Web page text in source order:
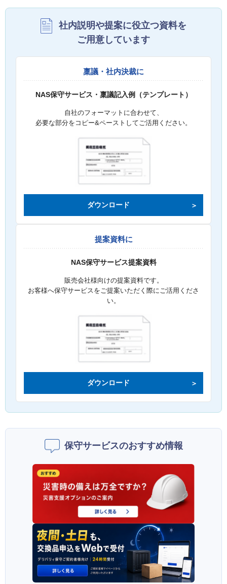
社内説明や提案に役立つ資料を
ご用意しています
稟議・社内決裁に
NAS保守サービス・稟議記入例（テンプレート）
自社のフォーマットに合わせて、
必要な部分をコピー&ペーストしてご活用ください。
ダウンロード
提案資料に
NAS保守サービス提案資料
販売会社様向けの提案資料です。
お客様へ保守サービスをご提案いただく際にご活用くださ
い。
ダウンロード
保守サービスのおすすめ情報